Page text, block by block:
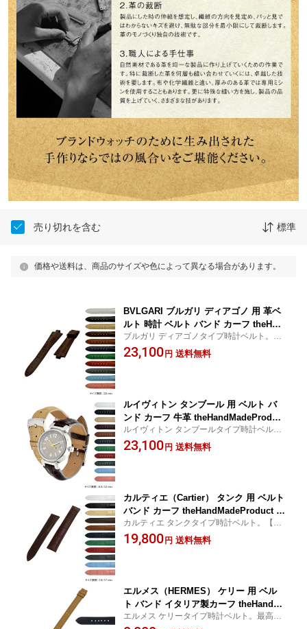
売り切れを含む 標準
価格や送料は、商品のサイズや色によって異なる場合があります。
BVLGARI ブルガリ ディアゴノ 用 革ベ
ルト 時計 ベルト バンド カーフ theHan
dMadeProduct ハンドメイド プロダク
ト TYPE DIAGONO タイプ ディアゴノ
ブルガリ ディアゴノタイプ時計ベルト。
【22mm】
23,100 円 送料無料
ルイヴィトン タンブール 用 ベルト バ
ンド カーフ 牛革 theHandMadeProduct
ハンドメイド プロダクト TYPE TAMBO
UR タイプ s0000001 時計バンド 交換
ルイヴィトン タンブールタイプ時計ベル
ト。【8.5mm,12mm】
23,100 円 送料無料
カルティエ（Cartier） タンク 用 ベルト
バンド カーフ theHandMadeProduct ハ
ンドメイド プロダクト TYPE TANK BU
CKLE タイプタンクバックル s0000004
カルティエ タンクタイプ時計ベルト。【16
mm,17mm】
19,800 円 送料無料
エルメス（HERMES） ケリー 用 ベル
ト バンド イタリア製カーフ theHandM
adeProduct ハンドメイド プロダクト T
エルメス ケリータイプ時計ベルト。最高級